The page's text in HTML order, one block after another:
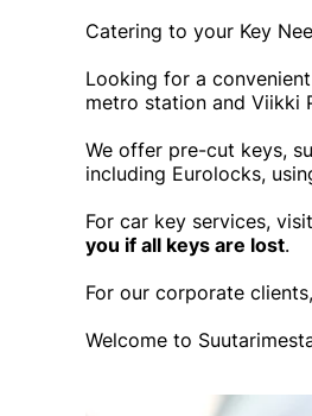
Catering to your Key
Looking for a
metro station and Viikki
We offer pre-cut keys,
including Eurolocks,
For car key services,
you if all keys are lost.
For our corporate
Welcome to